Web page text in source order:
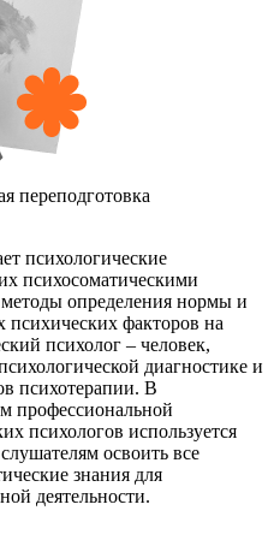
переподготовка
психологические
психосоматическими
методы определения нормы и
психических факторов на
психолог – человек,
диагностике и
психотерапии. В
профессиональной
психологов используется
освоить все
знания для
деятельности.